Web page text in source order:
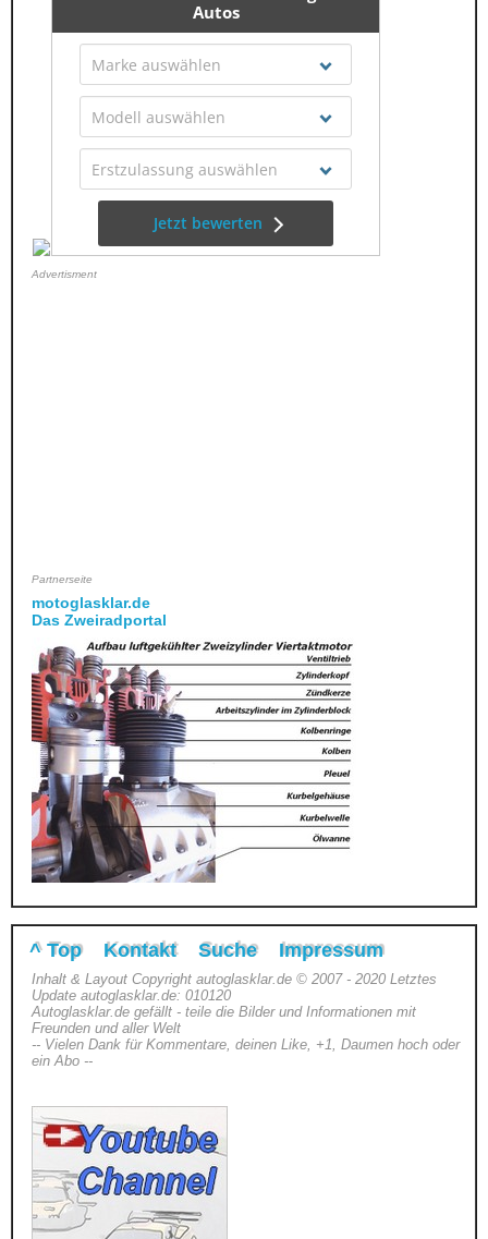
Advertisment
Partnerseite
motoglasklar.de
Das Zweiradportal
^ Top Kontakt Suche Impressum
Inhalt & Layout Copyright autoglasklar.de © 2007 - 2020 Letztes
Update autoglasklar.de: 010120
Autoglasklar.de gefällt - teile die Bilder und Informationen mit
Freunden und aller Welt
-- Vielen Dank für Kommentare, deinen Like, +1, Daumen hoch oder
ein Abo --